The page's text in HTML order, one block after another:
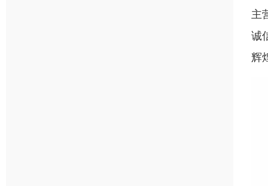
主
诚
辉